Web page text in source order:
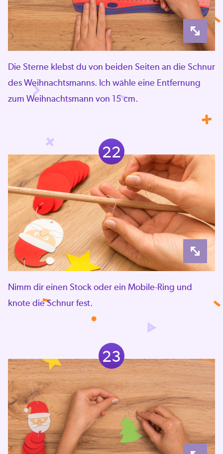
Die Sterne klebst du von beiden Seiten an die Schnur
des Weihnachtsmanns. Ich wähle eine Entfernung
zum Weihnachtsmann von 15 cm.
22
Nimm dir einen Stock oder ein Mobile-Ring und
knote die Schnur fest.
23